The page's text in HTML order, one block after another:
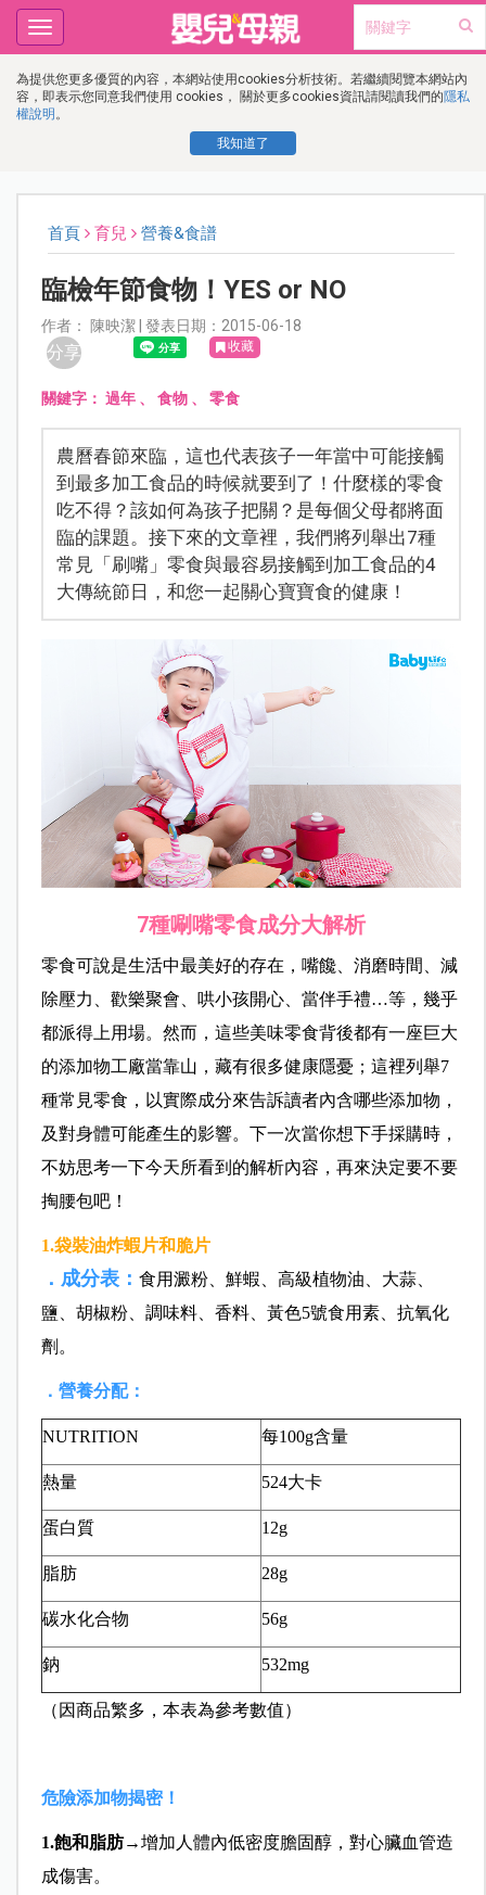
為提供您更多優質的內容，本網站使用cookies分析技術。若繼續閱覽本網站內
容，即表示您同意我們使用 cookies， 關於更多cookies資訊請閱讀我們的隱私
權說明 。
我知道了
Toggle
navigation
首頁 育兒 營養&食譜
臨檢年節食物！YES or NO
作者： 陳映潔 | 發表日期：2015-06-18
分享 收藏
關鍵字： 過年、 食物、 零食
農曆春節來臨，這也代表孩子一年當中可能接觸
到最多加工食品的時候就要到了！什麼樣的零食
吃不得？該如何為孩子把關？是每個父母都將面
臨的課題。接下來的文章裡，我們將列舉出7種
常見「刷嘴」零食與最容易接觸到加工食品的4
大傳統節日，和您一起關心寶寶食的健康！
7種唰嘴零食成分大解析
零食可說是生活中最美好的存在，嘴饞、消磨時間、減
除壓力、歡樂聚會、哄小孩開心、當伴手禮…等，幾乎
都派得上用場。然而，這些美味零食背後都有一座巨大
的添加物工廠當靠山，藏有很多健康隱憂；這裡列舉7
種常見零食，以實際成分來告訴讀者內含哪些添加物，
及對身體可能產生的影響。下一次當你想下手採購時，
不妨思考一下今天所看到的解析內容，再來決定要不要
掏腰包吧！
1.袋裝油炸蝦片和脆片
．成分表： 食用澱粉、鮮蝦、高級植物油、大蒜、
鹽、胡椒粉、調味料、香料、黃色5號食用素、抗氧化
劑。
．營養分配：
NUTRITION 每100g含量
熱量 524大卡
蛋白質 12g
脂肪 28g
碳水化合物 56g
鈉 532mg
（因商品繁多，本表為參考數值）
危險添加物揭密！
1.飽和脂肪→增加人體內低密度膽固醇，對心臟血管造
成傷害。